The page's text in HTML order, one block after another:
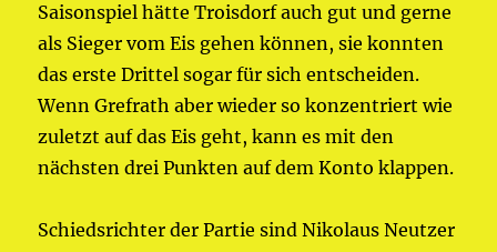
Saisonspiel hätte Troisdorf auch gut und gerne
als Sieger vom Eis gehen können, sie konnten
das erste Drittel sogar für sich entscheiden.
Wenn Grefrath aber wieder so konzentriert wie
zuletzt auf das Eis geht, kann es mit den
nächsten drei Punkten auf dem Konto klappen.
Schiedsrichter der Partie sind Nikolaus Neutzer